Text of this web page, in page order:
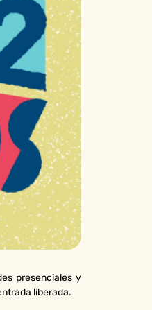
presenciales y
liberada.